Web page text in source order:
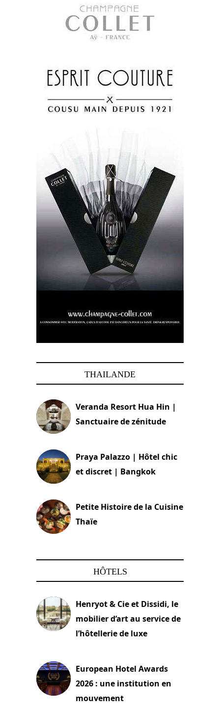
THAILANDE
Veranda Resort Hua Hin |
Sanctuaire de zénitude
Praya Palazzo | Hôtel chic
et discret | Bangkok
Petite Histoire de la Cuisine
Thaïe
HÔTELS
Henryot & Cie et Dissidi, le
mobilier d’art au service de
l’hôtellerie de luxe
European Hotel Awards
2026 : une institution en
mouvement